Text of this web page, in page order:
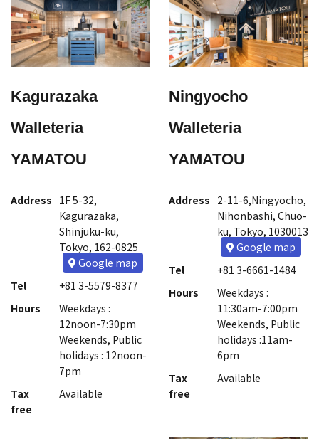
Kagurazaka
Walleteria
YAMATOU
Address 1F 5-32,
Kagurazaka,
Shinjuku-ku,
Tokyo, 162-0825
Google map
Tel
+81 3-5579-8377
Hours
Weekdays :
12noon-7:30pm
Weekends, Public
holidays : 12noon-
7pm
Tax
free
Available
Ningyocho
Walleteria
YAMATOU
Address 2-11-6,Ningyocho,
Nihonbashi, Chuo-
ku, Tokyo, 1030013
Google map
Tel
+81 3-6661-1484
Hours
Weekdays :
11:30am-7:00pm
Weekends, Public
holidays :11am-
6pm
Tax
free
Available